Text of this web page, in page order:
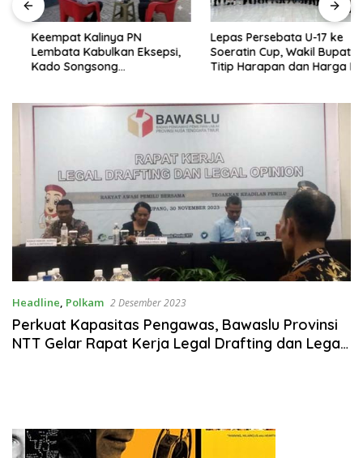
Keempat Kalinya PN
Lembata Kabulkan Eksepsi,
Kado Songsong
Lepas Persebata U-17 ke
Soeratin Cup, Wakil Bupati
Titip Harapan dan Harga Diri
Headline, Polkam 2 Desember 2023
Perkuat Kapasitas Pengawas, Bawaslu Provinsi
NTT Gelar Rapat Kerja Legal Drafting dan Legal